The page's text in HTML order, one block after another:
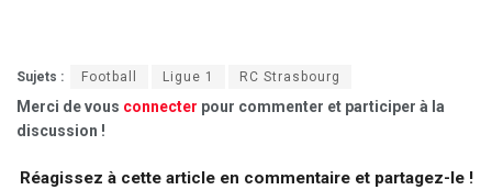
Sujets : Football Ligue 1 RC Strasbourg
Merci de vous connecter pour commenter et participer à la
discussion !
Réagissez à cette article en commentaire et partagez-le !